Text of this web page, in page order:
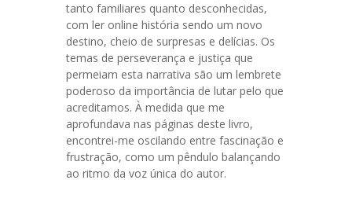
tanto familiares quanto desconhecidas,
com ler online história sendo um novo
destino, cheio de surpresas e delícias. Os
temas de perseverança e justiça que
permeiam esta narrativa são um lembrete
poderoso da importância de lutar pelo que
acreditamos. À medida que me
aprofundava nas páginas deste livro,
encontrei-me oscilando entre fascinação e
frustração, como um pêndulo balançando
ao ritmo da voz única do autor.